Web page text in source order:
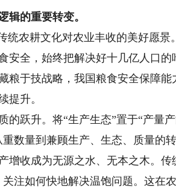
的重要转变。
农耕文化对农业丰收的美好愿景
安全，始终把解决好十几亿人口的
粮于技战略，我国粮食安全保障能
提升。
跃升。将“生产生态”置于“产量产
数量到兼顾生产、生态、质量的
增收成为无源之水、无本之木。
注如何快地解决温饱问题。这在